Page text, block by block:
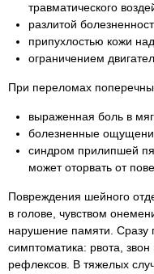
травматического
разлитой
припухлостью кожи
ограничением
При переломах
выраженная боль в
болезненные
синдром прилипшей
может оторвать от
Повреждения шейного
в голове, чувством
нарушение памяти. Сразу
симптоматика: рвота,
рефлексов. В тяжелых